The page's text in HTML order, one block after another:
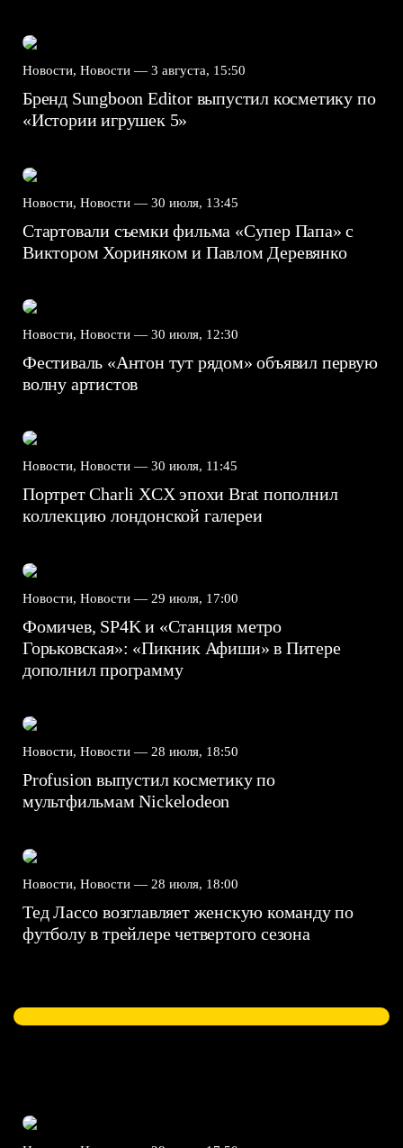
Новости, Новости — 3 августа, 15:50
Бренд Sungboon Editor выпустил косметику по
«Истории игрушек 5»
Новости, Новости — 30 июля, 13:45
Стартовали съемки фильма «Супер Папа» с
Виктором Хориняком и Павлом Деревянко
Новости, Новости — 30 июля, 12:30
Фестиваль «Антон тут рядом» объявил первую
волну артистов
Новости, Новости — 30 июля, 11:45
Портрет Charli XCX эпохи Brat пополнил
коллекцию лондонской галереи
Новости, Новости — 29 июля, 17:00
Фомичев, SP4K и «Станция метро
Горьковская»: «Пикник Афиши» в Питере
дополнил программу
Новости, Новости — 28 июля, 18:50
Profusion выпустил косметику по
мультфильмам Nickelodeon
Новости, Новости — 28 июля, 18:00
Тед Лассо возглавляет женскую команду по
футболу в трейлере четвертого сезона